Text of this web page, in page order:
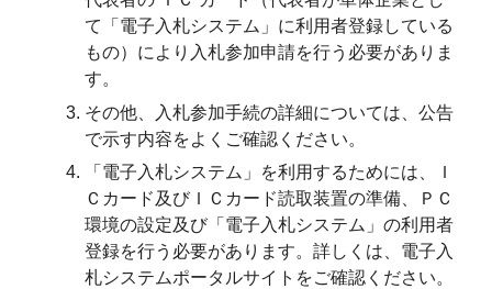
て「電子入札システム」に利用者登録している
もの）により入札参加申請を行う必要がありま
す。
その他、入札参加手続の詳細については、公告
で示す内容をよくご確認ください。
「電子入札システム」を利用するためには、Ｉ
Ｃカード及びＩＣカード読取装置の準備、ＰＣ
環境の設定及び「電子入札システム」の利用者
登録を行う必要があります。詳しくは、電子入
札システムポータルサイトをご確認ください。